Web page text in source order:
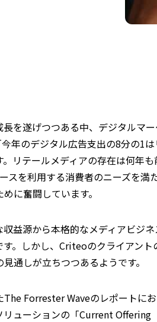
を遂げつつある中、デジタルマ
年のデジタル広告支出の8分の1
リテールメディアの存在は何年も
スを利用する消費者のニーズを満
に奮闘しています。
益源から本格的なメディアビジ
。しかし、Criteoのクライアン
通しが立ちつつあるようです。
The Forrester Waveのレポートに
リューションの「Current Offering